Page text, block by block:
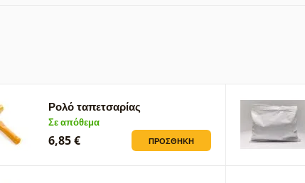
Ρολό ταπετσαρίας
Σε απόθεμα
6,85 € ΠΡΟΣΘΉΚΗ